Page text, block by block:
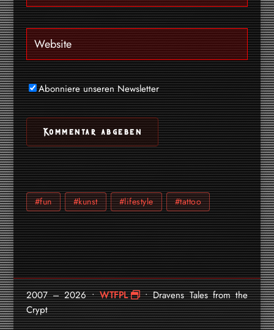
Abonniere unseren Newsletter
#fun #kunst #lifestyle #tattoo
2007 – 2026 •WTFPL
• Dravens Tales from the
Crypt